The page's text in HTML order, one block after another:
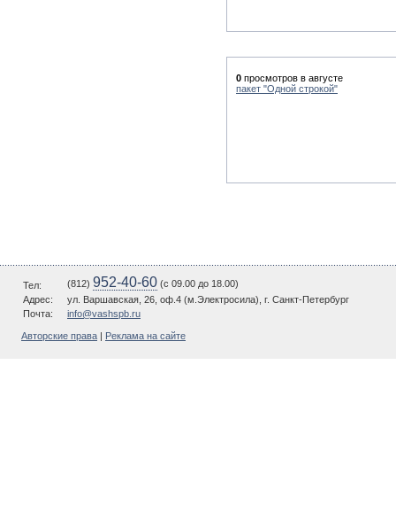
0 просмотров в августе
пакет "Одной строкой"
Тел: (812) 952-40-60 (c 09.00 до 18.00)
Адрес:
ул. Варшавская, 26, оф.4 (м.Электросила), г. Санкт-Петербург
Почта:
info@vashspb.ru
Авторские права Реклама на сайте